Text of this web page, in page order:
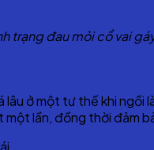
trạng đau mỏi cổ vai
lâu ở một tư thế khi
lần, đồng thời đảm